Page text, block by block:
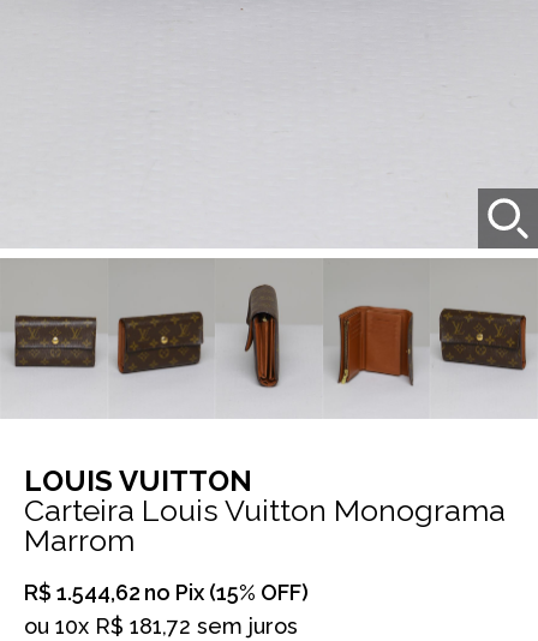
LOUIS VUITTON
Carteira Louis Vuitton Monograma
Marrom
R$ 1.544,62 no Pix (15% OFF)
ou 10x R$ 181,72 sem juros